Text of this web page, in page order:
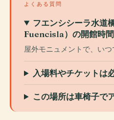
よくある質問
フエンシシーラ水道
Fuencisla）の開館時間
屋外モニュメントで、いつ
入場料やチケットは
この場所は車椅子で